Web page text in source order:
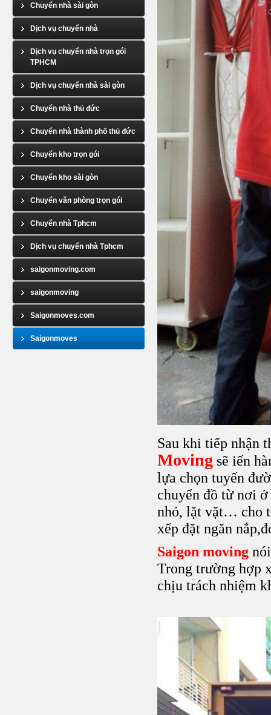
Chuyển nhà sài gòn
Dịch vụ chuyển nhà
Dịch vụ chuyển nhà trọn gói
TPHCM
Dịch vụ chuyển nhà sài gòn
Chuyển nhà thủ đức
Chuyển nhà thành phố thủ đức
Chuyển kho trọn gói
Chuyển kho sài gòn
Chuyển văn phòng trọn gói
Chuyển nhà Tphcm
Dịch vụ chuyển nhà Tphcm
saigonmoving.com
saigonmoving
Saigonmoves.com
Saigonmoves
Sau khi tiếp nhận
Moving sẽ iến
lựa chọn tuyến
chuyển đồ từ nơi
nhỏ, lặt vặt… cho
xếp đặt ngăn
Saigon moving
Trong trường hợp
chịu trách nhiệm